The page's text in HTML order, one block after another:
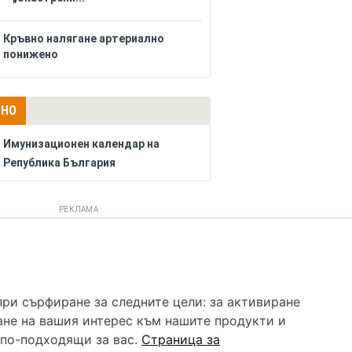
Кръвно налягане артериално
понижено
Имунизационен календар на
Република България
РЕКЛАМА
все че се полагат всички усилия за обновяване и
и самолечението могат да бъдат опасни за
помощ!
сърфиране за следните цели: за активиране
на вашия интерес към нашите продукти и
подходящи за вас. Страница за